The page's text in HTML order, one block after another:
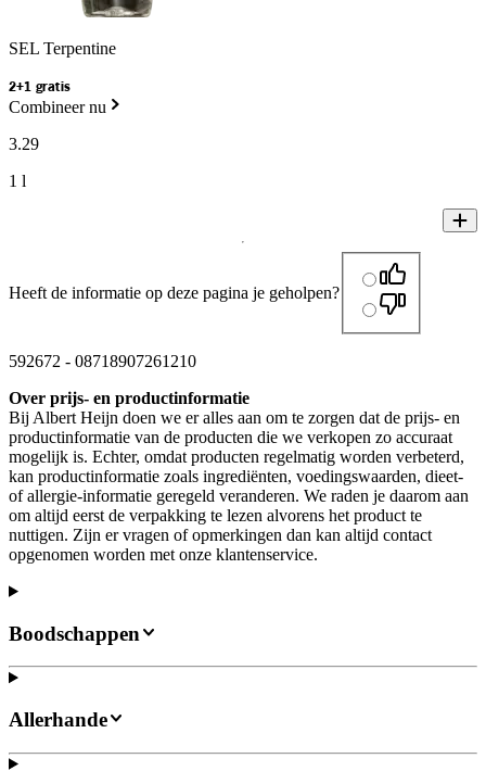
SEL Terpentine
2+1 gratis
Combineer nu
3.29
1 l
Heeft de informatie op deze pagina je geholpen?
592672 - 08718907261210
Over prijs- en productinformatie
Bij Albert Heijn doen we er alles aan om te zorgen dat de prijs- en
productinformatie van de producten die we verkopen zo accuraat
mogelijk is. Echter, omdat producten regelmatig worden verbeterd,
kan productinformatie zoals ingrediënten, voedingswaarden, dieet-
of allergie-informatie geregeld veranderen. We raden je daarom aan
om altijd eerst de verpakking te lezen alvorens het product te
nuttigen. Zijn er vragen of opmerkingen dan kan altijd contact
opgenomen worden met onze klantenservice.
Boodschappen
Allerhande